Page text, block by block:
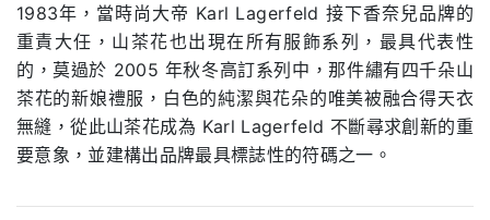
1983年，當時尚大帝 Karl Lagerfeld 接下香奈兒品牌的
重責大任，山茶花也出現在所有服飾系列，最具代表性
的，莫過於 2005 年秋冬高訂系列中，那件繡有四千朵山
茶花的新娘禮服，白色的純潔與花朵的唯美被融合得天衣
無縫，從此山茶花成為 Karl Lagerfeld 不斷尋求創新的重
要意象，並建構出品牌最具標誌性的符碼之一。